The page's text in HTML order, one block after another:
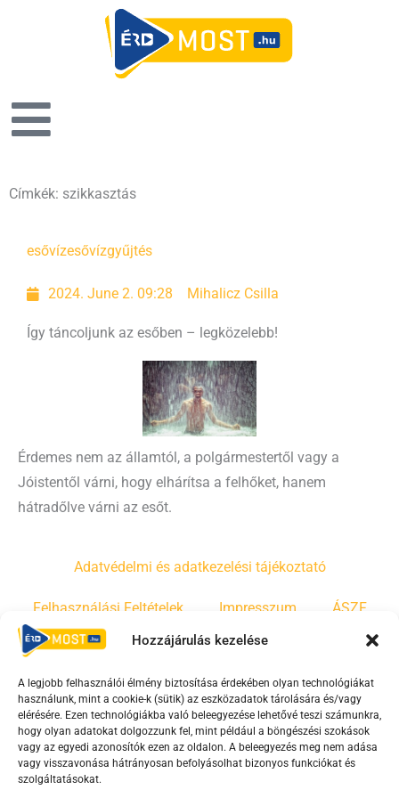
Hozzájárulás kezelése
A legjobb felhasználói élmény biztosítása érdekében olyan technológiákat
használunk, mint a cookie-k (sütik) az eszközadatok tárolására és/vagy
elérésére. Ezen technológiákba való beleegyezése lehetővé teszi számunkra,
hogy olyan adatokat dolgozzunk fel, mint például a böngészési szokások
vagy az egyedi azonosítók ezen az oldalon. A beleegyezés meg nem adása
vagy visszavonása hátrányosan befolyásolhat bizonyos funkciókat és
szolgáltatásokat.
Címkék: szikkasztás
esővízesővízgyűjtés
2024. June 2. 09:28 Mihalicz Csilla
Így táncoljunk az esőben – legközelebb!
Érdemes nem az államtól, a polgármestertől vagy a
Jóistentől várni, hogy elhárítsa a felhőket, hanem
hátradőlve várni az esőt.
Adatvédelmi és adatkezelési tájékoztató
Felhasználási Feltételek Impresszum ÁSZF
Irányelvek Moderálási szabályzat
F
a
c
e
Y
o
u
t
T
i
k